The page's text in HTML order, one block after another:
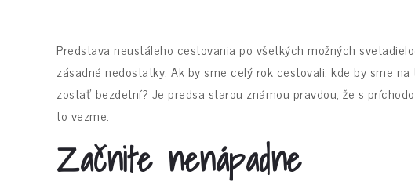
Predstava neustáleho cestovania po všetkých možných
zásadné nedostatky. Ak by sme celý rok cestovali, kde by sme
zostať bezdetní? Je predsa starou známou pravdou, že s
to vezme.
Začnite nenápadne